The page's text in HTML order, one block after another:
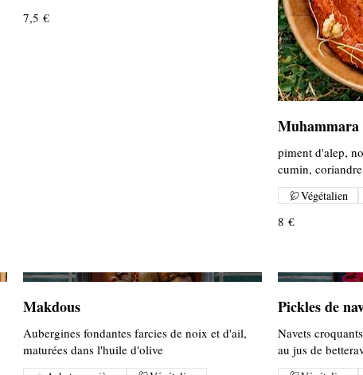
7,5 €
Muhammara
piment d'alep,
cumin,
8 €
Végétalien
Makdous
Aubergines fondantes farcies de noix et d'ail,
maturées dans l'huile d'olive
Pickles de
Navets
au jus de